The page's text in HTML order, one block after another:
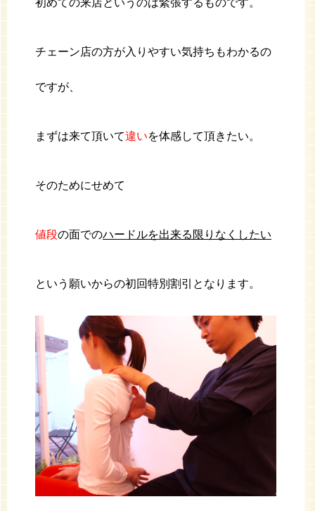
チェーン店の方が入りやすい気持ちもわかるの
ですが、
まずは来て頂いて違いを体感して頂きたい。
そのためにせめて
値段の面でのハードルを出来る限りなくしたい
という願いからの初回特別割引となります。